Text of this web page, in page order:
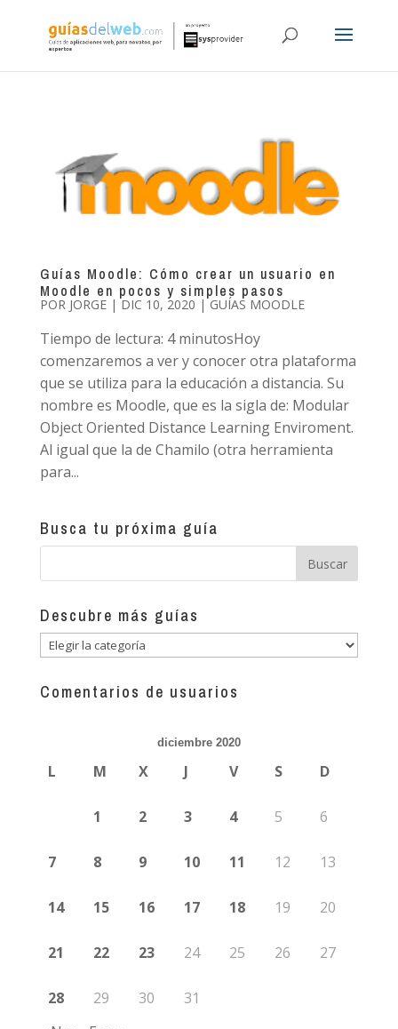
Guías Moodle: Cómo crear un usuario en
Moodle en pocos y simples pasos
POR JORGE|DIC 10, 2020 |GUÍAS MOODLE
Tiempo de lectura: 4 minutosHoy
comenzaremos a ver y conocer otra plataforma
que se utiliza para la educación a distancia. Su
nombre es Moodle, que es la sigla de: Modular
Object Oriented Distance Learning Enviroment.
Al igual que la de Chamilo (otra herramienta
para...
Busca tu próxima guía
Descubre más guías
Descubre
guías
Comentarios de usuarios
diciembre 2020
L M X J V S D
1 2 3 4 5 6
7 8 9 10 11 12 13
14 15 16 17 18 19 20
21 22 23 24 25 26 27
28 29 30
31